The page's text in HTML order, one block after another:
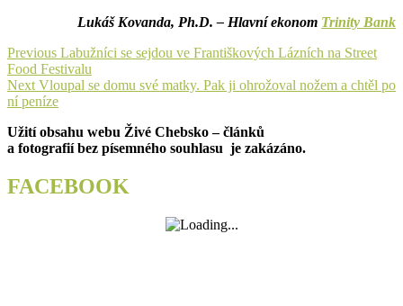
Lukáš Kovanda, Ph.D. – Hlavní ekonom Trinity Bank
Navigace
pro
příspěvek
Previous Previous
post:
Labužníci se sejdou ve Františkových Lázních na Street
Food Festivalu
Next Next
post:
Vloupal se domu své matky. Pak ji ohrožoval nožem a chtěl po
ní peníze
Užití obsahu webu Živé Chebsko – článků
a fotografií bez písemného souhlasu je zakázáno.
FACEBOOK